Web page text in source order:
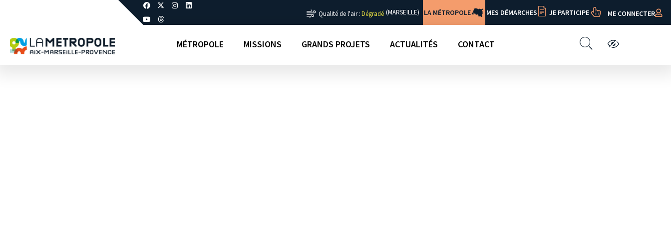
Qualité de l'air :Dégradé (MARSEILLE) LA MÉTROPOLE MES DÉMARCHES JE PARTICIPE ME CONNECTER
MÉTROPOLE MISSIONS GRANDS PROJETS ACTUALITÉS CONTACT